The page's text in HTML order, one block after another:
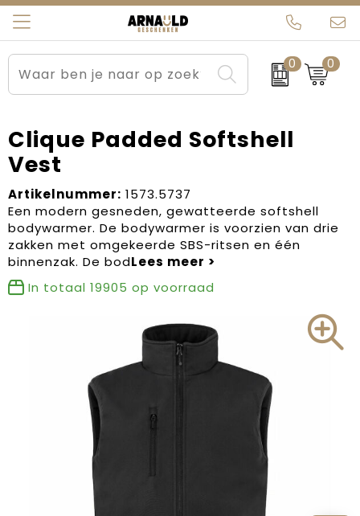
0 0
Relatiegeschenken
Sportkleding
Werkkleding
Kleding en textiel
Tassen
Beurs en Evenementen
Brievenbuspakketten
Carnaval
Dag van de Zorg
Kerstartikelen
Kerstpakketten
Sinterklaas
Verjaardagen
Voetbal, EK en WK
Voor de bouw
Arnauld Kerstpakketten
MijnEigenKadootje
Ons team
Contact
Blogs
Clique Padded Softshell
Vest
Artikelnummer: 1573.5737
Een modern gesneden, gewatteerde softshell
bodywarmer. De bodywarmer is voorzien van drie
zakken met omgekeerde SBS-ritsen en één
binnenzak. De bod
In totaal 19905 op voorraad